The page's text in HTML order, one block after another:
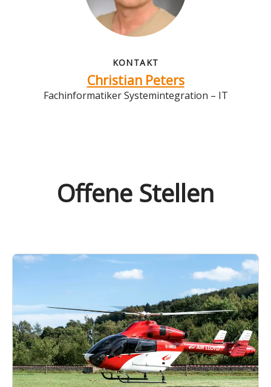
KONTAKT
Christian Peters
Fachinformatiker Systemintegration – IT
Offene Stellen